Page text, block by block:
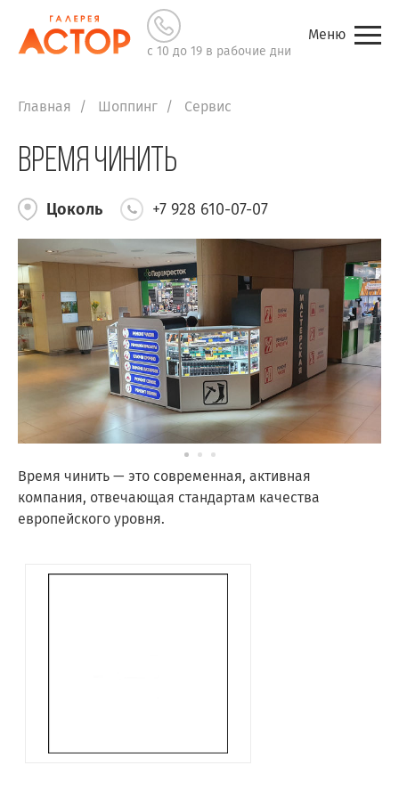
с 10 до 19 в рабочие дни
Меню
Главная Шоппинг Сервис
Время чинить
Цоколь +7 928 610-07-07
Время чинить — это современная, активная
компания, отвечающая стандартам качества
европейского уровня.